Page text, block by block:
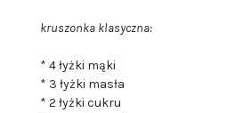
kruszonka klasyczna:
* 4 łyżki mąki
* 3 łyżki masła
* 2 łyżki cukru